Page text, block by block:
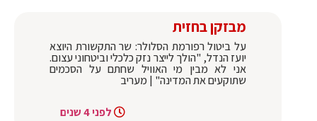
מבזקן בחזית
על ביטול רפורמת הסלולר: שר התקשורת היוצא
יועז הנדל, "הולך לייצר נזק כלכלי וביטחוני עצום.
אני לא מבין מי האוויל שחתם על הסכמים
שתוקעים את המדינה" | מעריב
לפני 4 שנים